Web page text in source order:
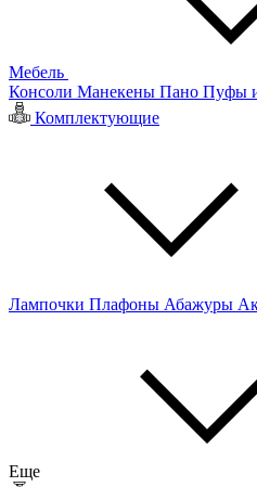
Мебель
Консоли Манекены Пано Пуфы
Комплектующие
Лампочки Плафоны Абажуры
Еще